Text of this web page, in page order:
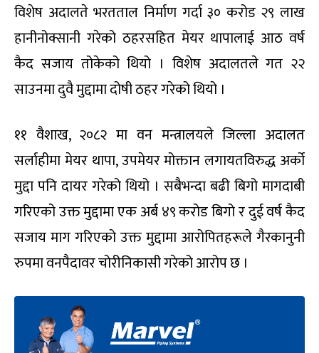
विशेष अदालते भरतताल निर्माण गर्दा ३० करोड २९ लाख
हानीनोक्सानी गरेको ठहरसहित मेयर थापालाई आठ वर्ष
कैद सजाय तोकेको थियो । विशेष अदालतले गत २२
साउनमा दुवै मुद्दामा दोषी ठहर गरेको थियो ।
११ वैशाख, २०८२ मा वन मन्त्रालयले जिल्ला अदालत
सर्लाहीमा मेयर थापा, उपमेयर मोक्तान लगायतविरुद्ध अर्को
मुद्दा पनि दायर गरेको थियो । सबैभन्दा बढी बिगो मागदाबी
गरिएको उक्त मुद्दामा एक अर्ब ४९ करोड बिगो र दुई वर्ष कैद
सजाय माग गरिएको उक्त मुद्दामा आरोपितहरूले गैरकानुनी
रुपमा वनपैदावर चोरीनिकासी गरेको आरोप छ ।